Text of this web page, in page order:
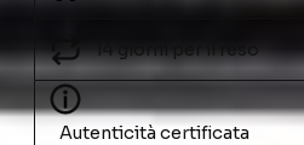
14 giorni per il reso
Autenticità certificata